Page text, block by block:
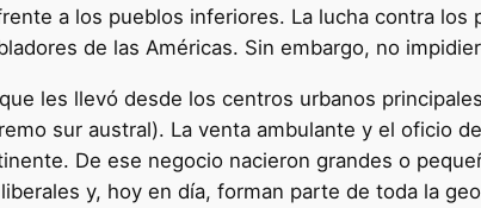
a los pueblos inferiores. La lucha contra
de las Américas. Sin embargo, no
les llevó desde los centros urbanos
sur austral). La venta ambulante y el oficio
De ese negocio nacieron grandes o
y, hoy en día, forman parte de toda la